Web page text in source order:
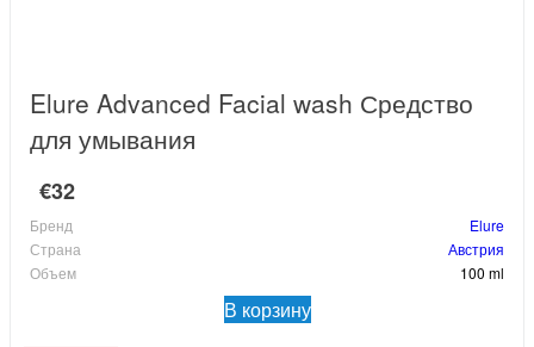
Elure Advanced Facial wash Средство
для умывания
€32
Бренд
Elure
Страна
Австрия
Объем
100 ml
В корзину